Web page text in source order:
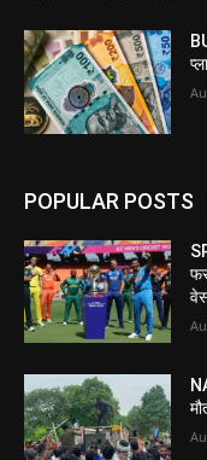
POPULAR POSTS